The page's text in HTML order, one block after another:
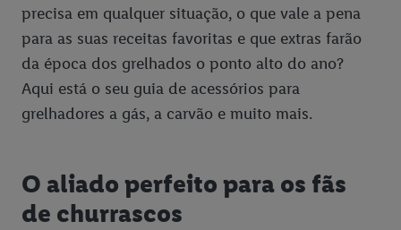
precisa em qualquer situação, o que vale a pena
para as suas receitas favoritas e que extras farão
da época dos grelhados o ponto alto do ano?
Aqui está o seu guia de acessórios para
grelhadores a gás, a carvão e muito mais.
O aliado perfeito para os fãs
de churrascos